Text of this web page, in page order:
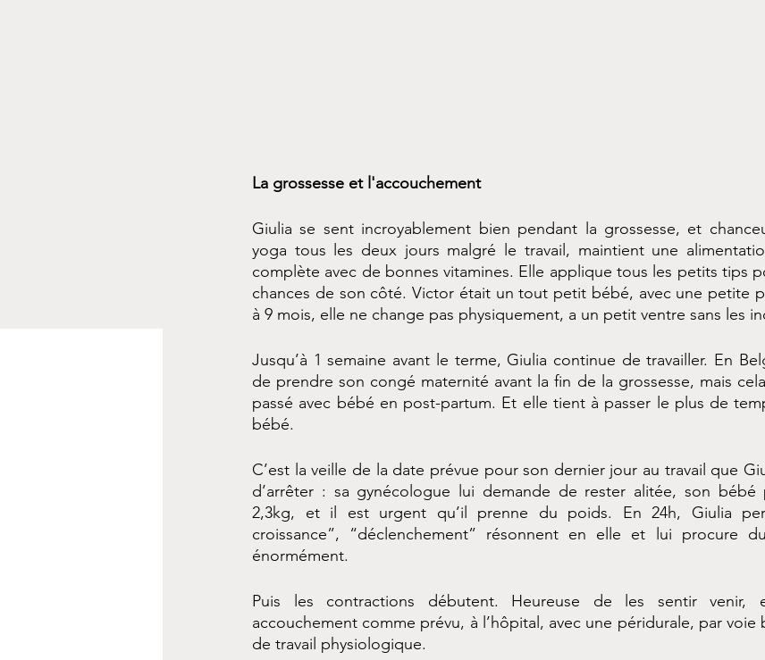
La grossesse et l'accouchement
Giulia se sent incroyablement bien pendant la grossesse, et
yoga tous les deux jours malgré le travail, maintient une
complète avec de bonnes vitamines. Elle applique tous les petits tips
chances de son côté. Victor était un tout petit bébé, avec une petite
à 9 mois, elle ne change pas physiquement, a un petit ventre sans les
Jusqu’à 1 semaine avant le terme, Giulia continue de travailler. En
de prendre son congé maternité avant la fin de la grossesse, mais
passé avec bébé en post-partum. Et elle tient à passer le plus de
bébé.
C’est la veille de la date prévue pour son dernier jour au travail que
d’arrêter : sa gynécologue lui demande de rester alitée, son bébé
2,3kg, et il est urgent qu’il prenne du poids. En 24h, Giulia
croissance”, “déclenchement” résonnent en elle et lui procure
énormément.
Puis les contractions débutent. Heureuse de les sentir venir,
accouchement comme prévu, à l’hôpital, avec une péridurale, par voie
de travail physiologique.